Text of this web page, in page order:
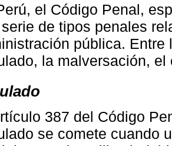
el Código Penal,
de tipos penales
pública.
la malversación,
387 del Código
se comete cuando